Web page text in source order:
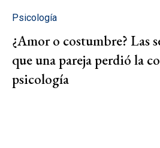
Psicología
¿Amor o costumbre? Las
que una pareja perdió la
psicología